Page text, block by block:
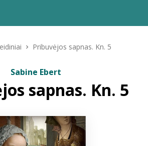
Pribuvėjos sapnas. Kn. 5
Sabine Ebert
sapnas. Kn. 5